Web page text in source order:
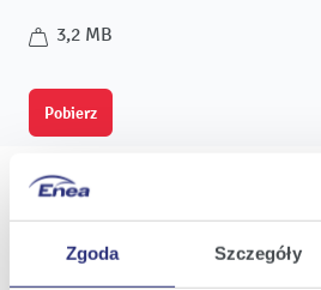
Zgoda Szczegóły
3,2 MB
Pobierz